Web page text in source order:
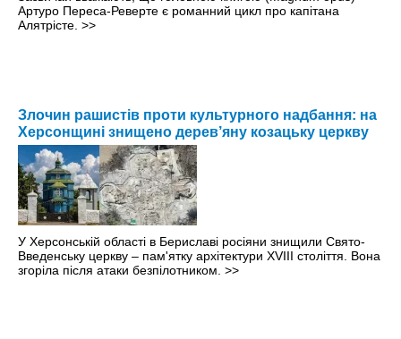
Артуро Переса-Реверте є романний цикл про капітана
Алятрісте. >>
Злочин рашистів проти культурного надбання: на
Херсонщині знищено дерев’яну козацьку церкву
У Херсонській області в Бериславі росіяни знищили Свято-
Введенську церкву – пам'ятку архітектури XVIII століття. Вона
згоріла після атаки безпілотником. >>